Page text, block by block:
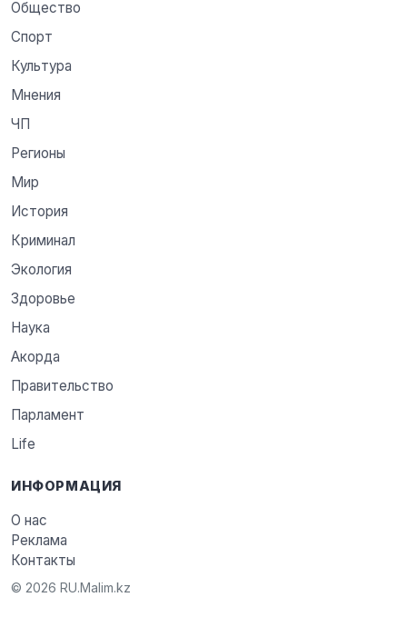
Общество
Спорт
Культура
Мнения
ЧП
Регионы
Мир
История
Криминал
Экология
Здоровье
Наука
Акорда
Правительство
Парламент
Life
ИНФОРМАЦИЯ
О нас
Реклама
Контакты
© 2026 RU.Malim.kz